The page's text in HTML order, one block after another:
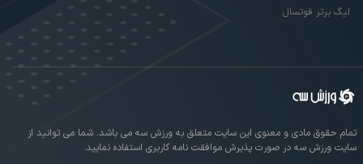
لیگ برتر فوتسال
تمام حقوق مادی و معنوی این سایت متعلق به ورزش سه می باشد. شما می توانید از
سایت ورزش سه در صورت پذیرش موافقت نامه کاربری استفاده نمایید.